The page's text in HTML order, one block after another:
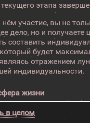
этапа
участие, вы не
дело, но и получаете
составить
будет
отражением
индивидуальности.
жизни
в целом